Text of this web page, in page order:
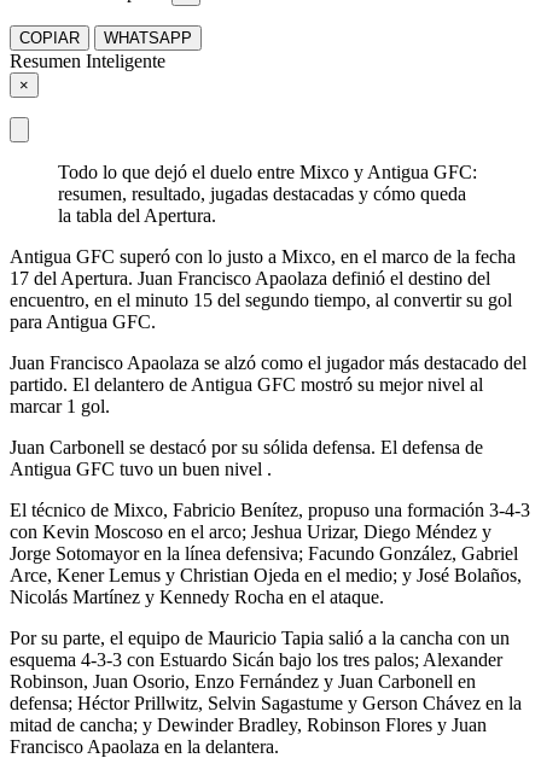
COPIAR WHATSAPP
Resumen Inteligente
×
Todo lo que dejó el duelo entre Mixco y Antigua GFC:
resumen, resultado, jugadas destacadas y cómo queda
la tabla del Apertura.
Antigua GFC superó con lo justo a Mixco, en el marco de la fecha
17 del Apertura. Juan Francisco Apaolaza definió el destino del
encuentro, en el minuto 15 del segundo tiempo, al convertir su gol
para Antigua GFC.
Juan Francisco Apaolaza se alzó como el jugador más destacado del
partido. El delantero de Antigua GFC mostró su mejor nivel al
marcar 1 gol.
Juan Carbonell se destacó por su sólida defensa. El defensa de
Antigua GFC tuvo un buen nivel .
El técnico de Mixco, Fabricio Benítez, propuso una formación 3-4-3
con Kevin Moscoso en el arco; Jeshua Urizar, Diego Méndez y
Jorge Sotomayor en la línea defensiva; Facundo González, Gabriel
Arce, Kener Lemus y Christian Ojeda en el medio; y José Bolaños,
Nicolás Martínez y Kennedy Rocha en el ataque.
Por su parte, el equipo de Mauricio Tapia salió a la cancha con un
esquema 4-3-3 con Estuardo Sicán bajo los tres palos; Alexander
Robinson, Juan Osorio, Enzo Fernández y Juan Carbonell en
defensa; Héctor Prillwitz, Selvin Sagastume y Gerson Chávez en la
mitad de cancha; y Dewinder Bradley, Robinson Flores y Juan
Francisco Apaolaza en la delantera.